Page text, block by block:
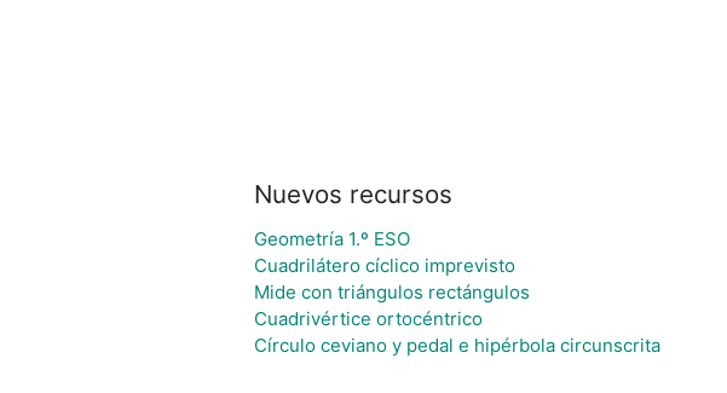
Nuevos recursos
Geometría 1.º ESO
Cuadrilátero cíclico imprevisto
Mide con triángulos rectángulos
Cuadrivértice ortocéntrico
Círculo ceviano y pedal e hipérbola circunscrita